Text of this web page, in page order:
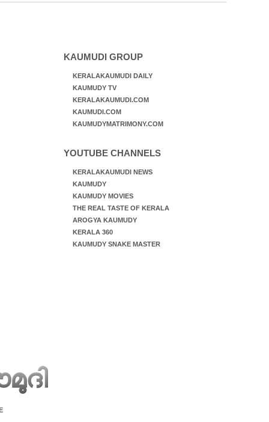
KAUMUDI GROUP
KERALAKAUMUDI DAILY
KAUMUDY TV
KERALAKAUMUDI.COM
KAUMUDI.COM
KAUMUDYMATRIMONY.COM
YOUTUBE CHANNELS
KERALAKAUMUDI NEWS
KAUMUDY
KAUMUDY MOVIES
THE REAL TASTE OF KERALA
AROGYA KAUMUDY
KERALA 360
KAUMUDY SNAKE MASTER